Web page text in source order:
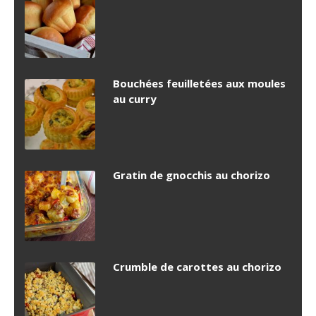
Bouchées feuilletées aux moules
au curry
Gratin de gnocchis au chorizo
Crumble de carottes au chorizo